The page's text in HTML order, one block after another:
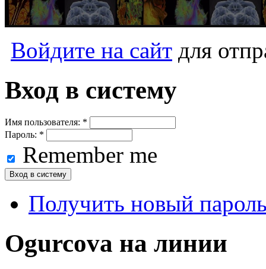
Войдите на сайт для
Вход в систему
Имя пользователя: *
Пароль: *
Remember me
Получить новый
Ogurcova на линии